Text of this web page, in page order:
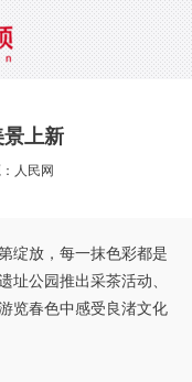
景上新
人民网
绽放，每一抹色彩都是
址公园推出采茶活动、
览春色中感受良渚文化